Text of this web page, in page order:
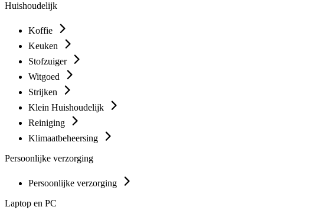
Huishoudelijk
Koffie
Keuken
Stofzuiger
Witgoed
Strijken
Klein Huishoudelijk
Reiniging
Klimaatbeheersing
Persoonlijke verzorging
Persoonlijke verzorging
Laptop en PC